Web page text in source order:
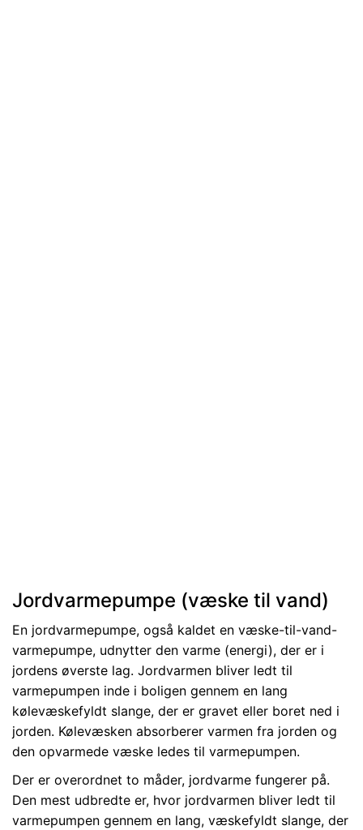
Jordvarmepumpe (væske til vand)
En jordvarmepumpe, også kaldet en væske-til-vand-
varmepumpe, udnytter den varme (energi), der er i
jordens øverste lag. Jordvarmen bliver ledt til
varmepumpen inde i boligen gennem en lang
kølevæskefyldt slange, der er gravet eller boret ned i
jorden. Kølevæsken absorberer varmen fra jorden og
den opvarmede væske ledes til varmepumpen.
Der er overordnet to måder, jordvarme fungerer på.
Den mest udbredte er, hvor jordvarmen bliver ledt til
varmepumpen gennem en lang, væskefyldt slange, der